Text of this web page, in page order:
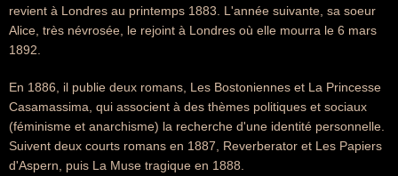
revient à Londres au printemps 1883. L'année suivante, sa soeur
Alice, très névrosée, le rejoint à Londres où elle mourra le 6 mars
1892.
En 1886, il publie deux romans, Les Bostoniennes et La Princesse
Casamassima, qui associent à des thèmes politiques et sociaux
(féminisme et anarchisme) la recherche d'une identité personnelle.
Suivent deux courts romans en 1887, Reverberator et Les Papiers
d'Aspern, puis La Muse tragique en 1888.